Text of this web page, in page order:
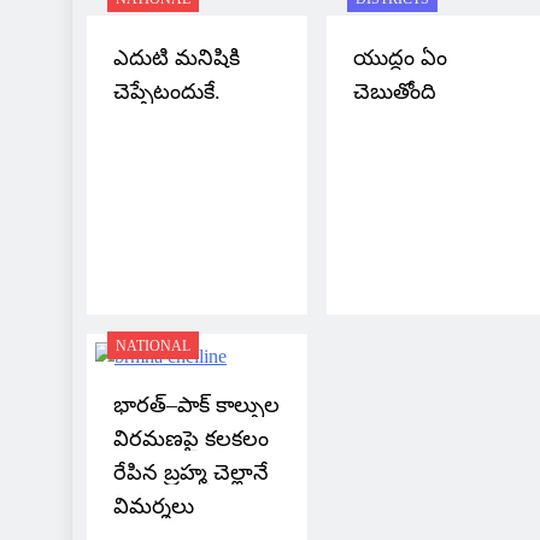
ఎదుటి మనిషికి
చెప్పేటందుకే.
యుద్ధం ఏం
చెబుతోంది
NATIONAL
భారత్–పాక్ కాల్పుల
విరమణపై కలకలం
రేపిన బ్రహ్మ చెల్లానే
విమర్శలు